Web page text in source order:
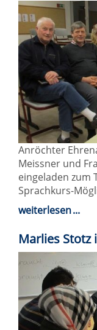
Anröchter
Meissner und
eingeladen zum
Sprachkurs-
weiterlesen
Marlies Stotz